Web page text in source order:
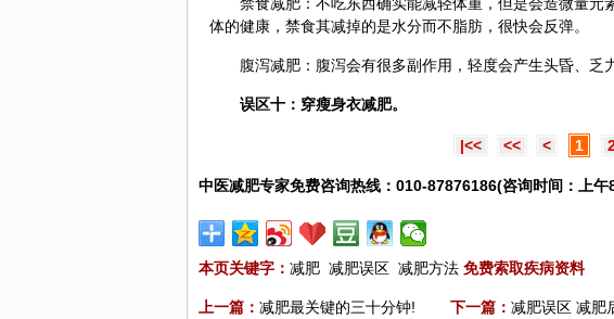
体的健康，禁食其减掉的是水分而不脂肪，很快会反弹。
腹泻减肥：腹泻会有很多副作用，轻度会产生头昏、乏
误区十：穿瘦身衣减肥。
|<< << < 1
中医减肥专家免费咨询热线：010-87876186(咨询时间：上
本页关键字： 减肥 减肥误区 减肥方法 免费索取疾病资料
上一篇： 减肥最关键的三十分钟! 下一篇： 减肥误区 减肥